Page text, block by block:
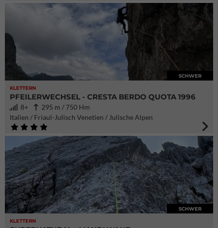
KLETTERN
SCHWER
PFEILERWECHSEL - CRESTA BERDO QUOTA 1996
8+
295 m / 750 Hm
Italien / Friaul-Julisch Venetien / Julische Alpen
KLETTERN
SCHWER